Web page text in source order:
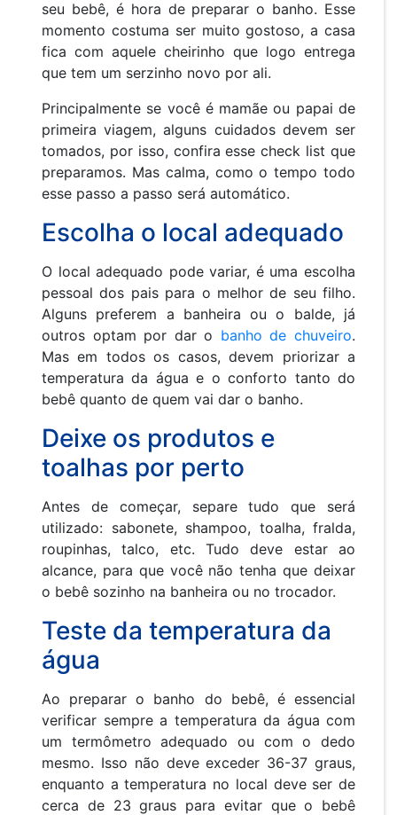
seu bebê, é hora de preparar o banho. Esse
momento costuma ser muito gostoso, a casa
fica com aquele cheirinho que logo entrega
que tem um serzinho novo por ali.
Principalmente se você é mamãe ou papai de
primeira viagem, alguns cuidados devem ser
tomados, por isso, confira esse check list que
preparamos. Mas calma, como o tempo todo
esse passo a passo será automático.
Escolha o local adequado
O local adequado pode variar, é uma escolha
pessoal dos pais para o melhor de seu filho.
Alguns preferem a banheira ou o balde, já
outros optam por dar o banho de chuveiro.
Mas em todos os casos, devem priorizar a
temperatura da água e o conforto tanto do
bebê quanto de quem vai dar o banho.
Deixe os produtos e
toalhas por perto
Antes de começar, separe tudo que será
utilizado: sabonete, shampoo, toalha, fralda,
roupinhas, talco, etc. Tudo deve estar ao
alcance, para que você não tenha que deixar
o bebê sozinho na banheira ou no trocador.
Teste da temperatura da
água
Ao preparar o banho do bebê, é essencial
verificar sempre a temperatura da água com
um termômetro adequado ou com o dedo
mesmo. Isso não deve exceder 36-37 graus,
enquanto a temperatura no local deve ser de
cerca de 23 graus para evitar que o bebê